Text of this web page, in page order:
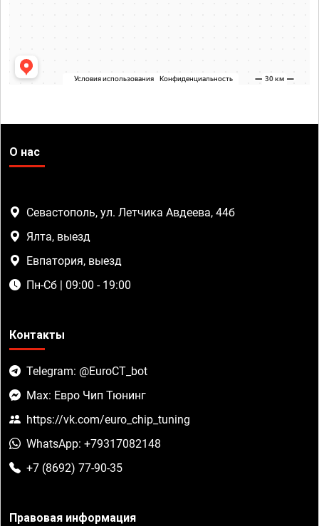
О нас
Севастополь, ул. Летчика Авдеева, 44б
Ялта, выезд
Евпатория, выезд
Пн-Сб | 09:00 - 19:00
Контакты
Telegram: @EuroCT_bot
Max: Евро Чип Тюнинг
https://vk.com/euro_chip_tuning
WhatsApp: +79317082148
+7 (8692) 77-90-35
Правовая информация